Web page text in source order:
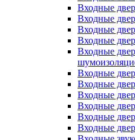
Входные
Входные
Входные
Входные
Входные
Входные
Входные
Входные
Входные
Входные
Входные